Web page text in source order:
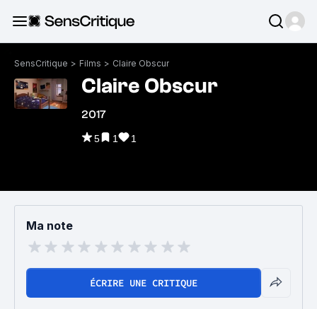
SensCritique > Films > Claire Obscur
Claire Obscur
2017
5 1 1
Ma note
ÉCRIRE UNE CRITIQUE